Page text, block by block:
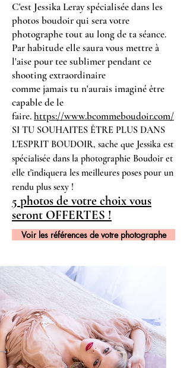
C'est Jessika Leray spécialisée dans les
photos boudoir qui sera votre
photographe tout au long de ta séance.
Par habitude elle saura vous mettre à
l'aise pour tee sublimer pendant ce
shooting extraordinaire
comme jamais tu n'aurais imaginé être
capable de le
faire.https://www.bcommeboudoir.com/
SI TU SOUHAITES ÊTRE PLUS DANS
L'ESPRIT BOUDOIR, sache que Jessika est
spécialisée dans la photographie Boudoir et
elle t'indiquera les meilleures poses pour un
rendu plus sexy !
5 photos de votre choix vous
seront OFFERTES !
Voir les références de votre photographe